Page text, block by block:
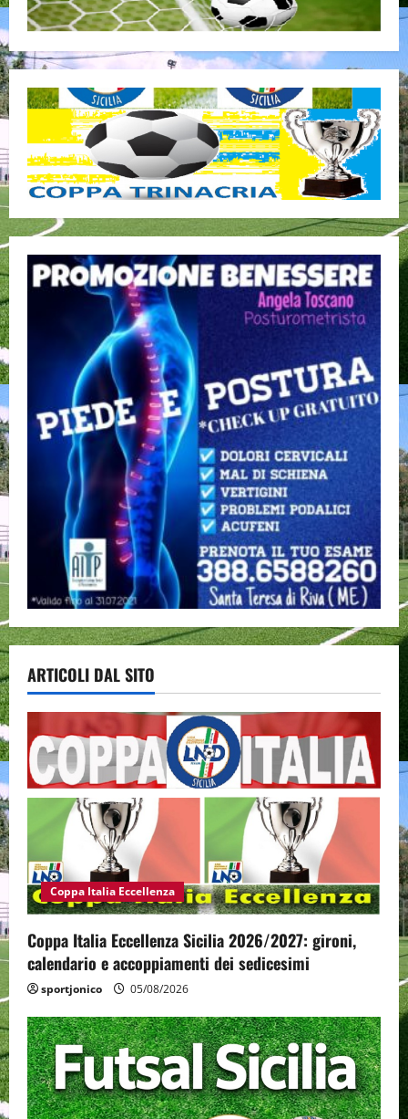
ARTICOLI DAL SITO
Coppa Italia Eccellenza
Coppa Italia Eccellenza Sicilia 2026/2027: gironi,
calendario e accoppiamenti dei sedicesimi
sportjonico 05/08/2026